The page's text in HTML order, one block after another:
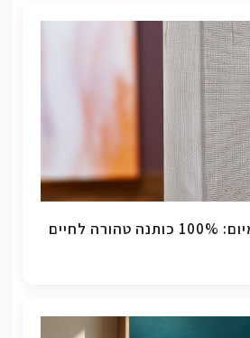
קנבס אמנים פרימיום: 100% כותנה טהורה לחיים